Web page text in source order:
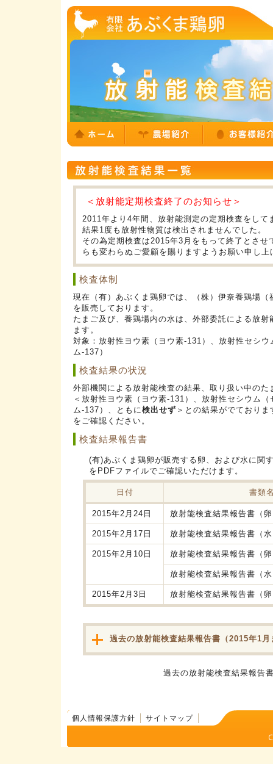
＜放射能定期検査終了のお知らせ＞
2011年より4年間、放射能測定の定期検査をして
結果1度も放射性物質は検出されませんでした。
その為定期検査は2015年3月をもって終了とさせ
らも変わらぬご愛顧を賜りますようお願い申し上
検査体制
現在（有）あぶくま鶏卵では、（株）伊奈養鶏場
を販売しております。
たまご及び、養鶏場内の水は、外部委託による放
ます。
対象：放射性ヨウ素（ヨウ素-131）、放射性セシ
ム-137）
検査結果の状況
外部機関による放射能検査の結果、取り扱い中の
＜放射性ヨウ素（ヨウ素-131）、放射性セシウム
ム-137）、ともに検出せず ＞との結果がでており
をご確認ください。
検査結果報告書
(有)あぶくま鶏卵が販売する卵、および水に関
をPDFファイルでご確認いただけます。
日付 書類
2015年2月24日 放射能検査結果報告書（
2015年2月17日 放射能検査結果報告書（
2015年2月10日 放射能検査結果報告書（
放射能検査結果報告書（
2015年2月3日 放射能検査結果報告書（
過去の放射能検査結果報告書（2015年1月
過去の放射能検査結果報告
個人情報保護方針 サイトマップ